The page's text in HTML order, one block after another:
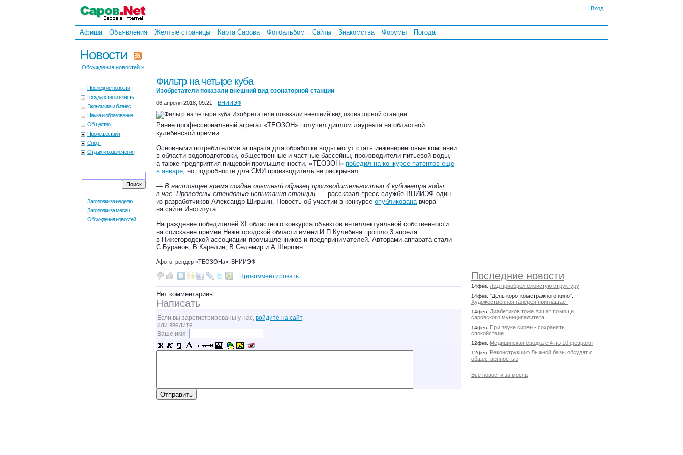
Вход
Афиша Объявления Желтые страницы Карта Сарова Фотоальбом Сайты Знакомства Форумы Погода
Новости
Обсуждения новостей »
Последние новости
14фев. Лёд приобрел слоистую структуру
14фев. "День короткометражного кино":
Художественная галерея приглашает
14фев.
Диабетиков тоже лишат помощи
саровского муниципалитета
14фев.
При звуке сирен - сохранять
спокойствие
12фев. Медицинская сводка с 4 по 10 февраля
12фев.
Реконструкцию Лыжной базы обсудят с
общественностью
Все новости за месяц
Последние новости
Государство и власть
Экономика и бизнес
Наука и образование
Общество
Происшествия
Спорт
Отдых и развлечения
Заголовки за неделю
Заголовки за месяц
Обсуждения новостей
Фильтр на четыре куба
Изобретатели показали внешний вид озонаторной станции
06 апреля 2018, 09:21 - ВНИИЭФ
Ранее профессиональный агрегат «ТЕОЗОН» получил диплом лауреата на областной
кулибинской премии.
Основными потребителями аппарата для обработки воды могут стать инжиниринговые компании
в области водоподготовки, общественные и частные бассейны, производители питьевой воды,
а также предприятия пищевой промышленности. «ТЕОЗОН» победил на конкурсе патентов ещё
в январе, но подробности для СМИ производитель не раскрывал.
— В настоящее время создан опытный образец производительностью 4 кубометра воды
в час. Проведены стендовые испытания станции, — рассказал пресс-службе ВНИИЭФ один
из разработчиков Александр Ширшин. Новость об участии в конкурсе опубликованавчера
на сайте Института.
Награждение победителей XI областного конкурса объектов интеллектуальной собственности
на соискание премии Нижегородской области имени И.П.Кулибина прошло 3 апреля
в Нижегородской ассоциации промышленников и предпринимателей. Авторами аппарата стали
С.Буранов, В.Карелин, В.Селемир и А.Ширшин.
//фото: рендер «ТЕОЗОНа». ВНИИЭФ
Прокомментировать
Нет комментариев
Написать
Если вы зарегистрированы у нас, войдите на сайт.
или введите
Ваше имя: